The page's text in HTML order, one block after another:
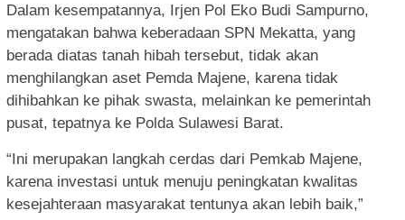
Dalam kesempatannya, Irjen Pol Eko Budi Sampurno,
mengatakan bahwa keberadaan SPN Mekatta, yang
berada diatas tanah hibah tersebut, tidak akan
menghilangkan aset Pemda Majene, karena tidak
dihibahkan ke pihak swasta, melainkan ke pemerintah
pusat, tepatnya ke Polda Sulawesi Barat.
“Ini merupakan langkah cerdas dari Pemkab Majene,
karena investasi untuk menuju peningkatan kwalitas
kesejahteraan masyarakat tentunya akan lebih baik,”